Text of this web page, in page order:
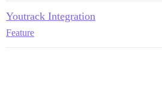
Youtrack Integration
Feature